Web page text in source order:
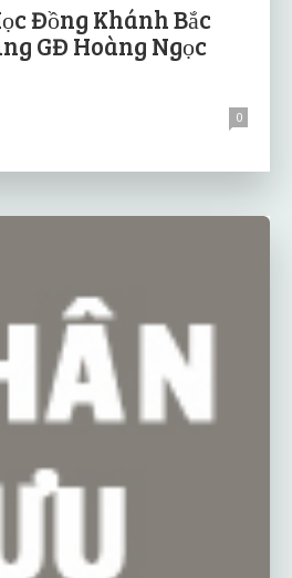
Đồng Khánh Bắc
GĐ Hoàng Ngọc
0